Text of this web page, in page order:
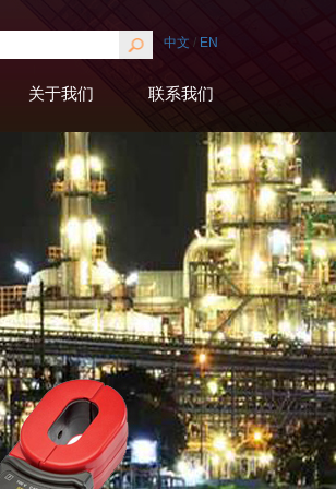
中文 / EN
关于我们 联系我们